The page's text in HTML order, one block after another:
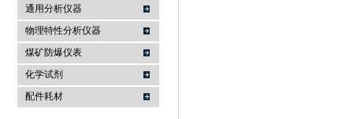
麦科仪（北京）科技有限公司
通用分析仪器
物理特性分析仪器
煤矿防爆仪表
化学试剂
配件耗材